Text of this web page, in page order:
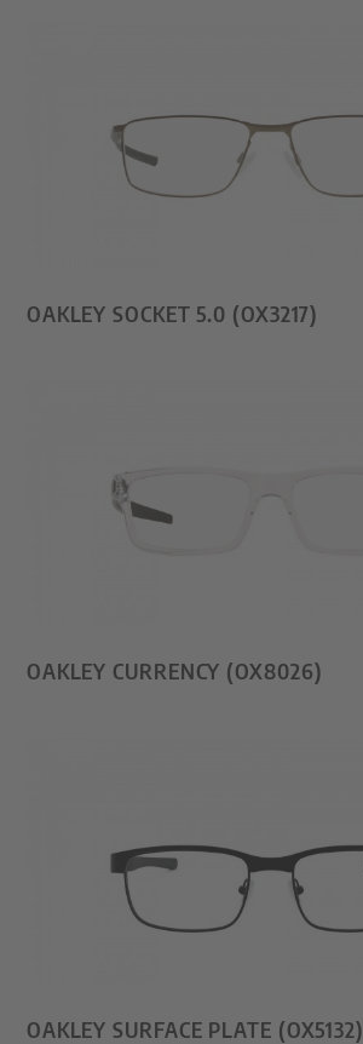
OAKLEY SOCKET 5.0 (OX3217)
OAKLEY CURRENCY (OX8026)
OAKLEY SURFACE PLATE (OX5132)